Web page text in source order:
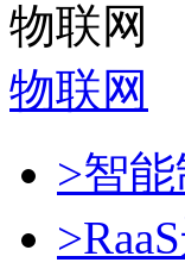
物联网
物联网
>智